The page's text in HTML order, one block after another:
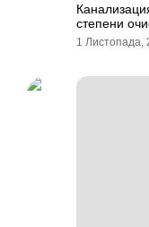
степени
1 Листопада,